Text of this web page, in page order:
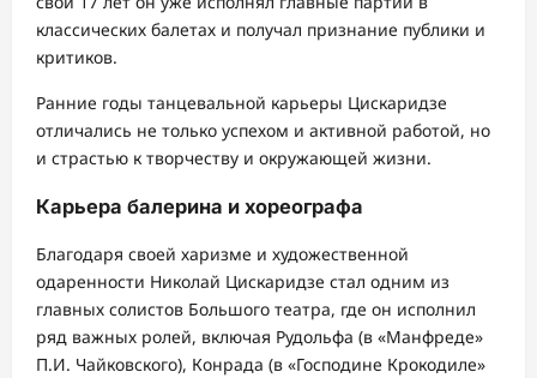
классических балетах и получал признание публики и
критиков.
Ранние годы танцевальной карьеры Цискаридзе
отличались не только успехом и активной работой, но
и страстью к творчеству и окружающей жизни.
Карьера балерина и хореографа
Благодаря своей харизме и художественной
одаренности Николай Цискаридзе стал одним из
главных солистов Большого театра, где он исполнил
ряд важных ролей, включая Рудольфа (в «Манфреде»
П.И. Чайковского), Конрада (в «Господине Крокодиле»